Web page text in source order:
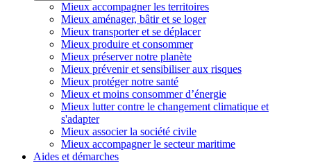
Mieux accompagner les territoires
Mieux aménager, bâtir et se loger
Mieux transporter et se déplacer
Mieux produire et consommer
Mieux préserver notre planète
Mieux prévenir et sensibiliser aux risques
Mieux protéger notre santé
Mieux et moins consommer d’énergie
Mieux lutter contre le changement climatique et
s'adapter
Mieux associer la société civile
Mieux accompagner le secteur maritime
Aides et démarches